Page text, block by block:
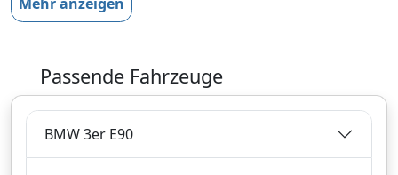
115,72€
inklusive Mehrwertsteuer
Passende Fahrzeuge
BMW 3er E90